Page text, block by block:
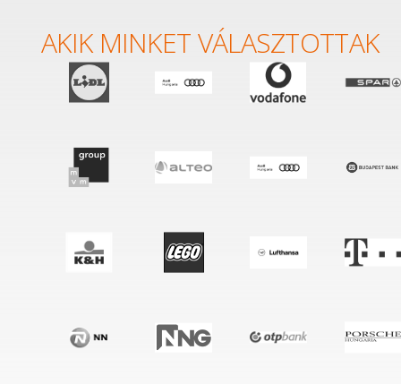
AKIK MINKET VÁLASZTOTTAK